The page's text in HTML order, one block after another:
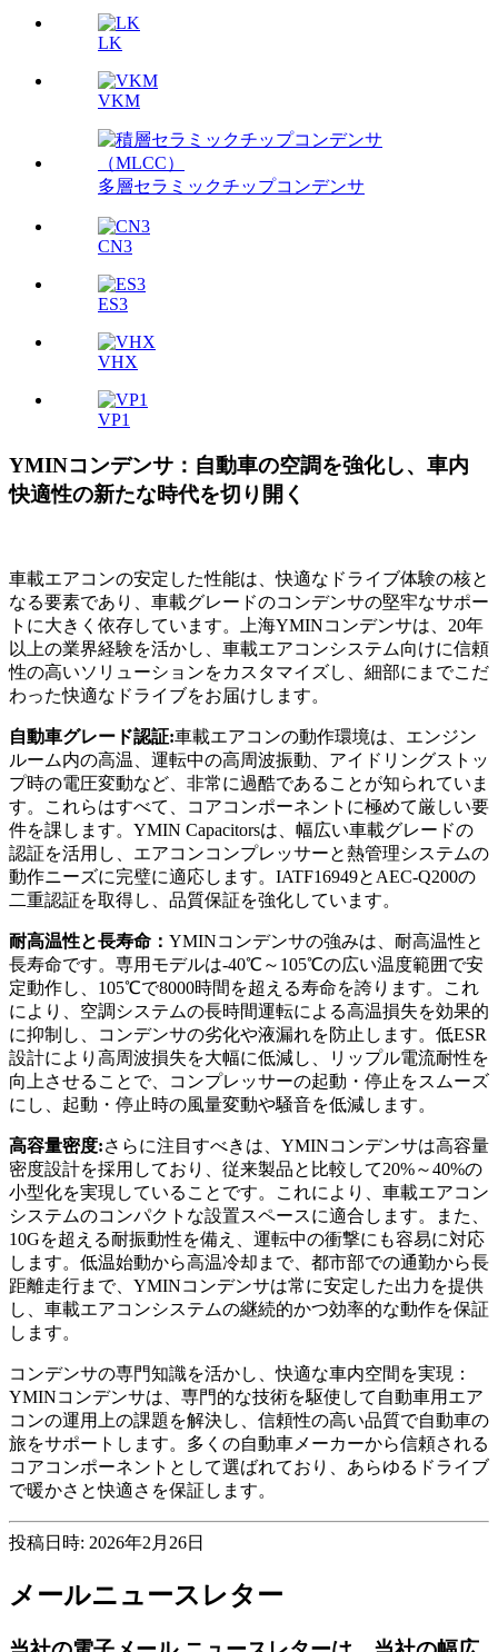
LK
VKM
多層セラミックチップコンデンサ
CN3
ES3
VHX
VP1
YMINコンデンサ：自動車の空調を強化し、車内
快適性の新たな時代を切り開く
車載エアコンの安定した性能は、快適なドライブ体験の核と
なる要素であり、車載グレードのコンデンサの堅牢なサポー
トに大きく依存しています。上海YMINコンデンサは、20年
以上の業界経験を活かし、車載エアコンシステム向けに信頼
性の高いソリューションをカスタマイズし、細部にまでこだ
わった快適なドライブをお届けします。
自動車グレード認証:車載エアコンの動作環境は、エンジン
ルーム内の高温、運転中の高周波振動、アイドリングストッ
プ時の電圧変動など、非常に過酷であることが知られていま
す。これらはすべて、コアコンポーネントに極めて厳しい要
件を課します。YMIN Capacitorsは、幅広い車載グレードの
認証を活用し、エアコンコンプレッサーと熱管理システムの
動作ニーズに完璧に適応します。IATF16949とAEC-Q200の
二重認証を取得し、品質保証を強化しています。
耐高温性と長寿命： YMINコンデンサの強みは、耐高温性と
長寿命です。専用モデルは-40℃～105℃の広い温度範囲で安
定動作し、105℃で8000時間を超える寿命を誇ります。これ
により、空調システムの長時間運転による高温損失を効果的
に抑制し、コンデンサの劣化や液漏れを防止します。低ESR
設計により高周波損失を大幅に低減し、リップル電流耐性を
向上させることで、コンプレッサーの起動・停止をスムーズ
にし、起動・停止時の風量変動や騒音を低減します。
高容量密度:さらに注目すべきは、YMINコンデンサは高容量
密度設計を採用しており、従来製品と比較して20%～40%の
小型化を実現していることです。これにより、車載エアコン
システムのコンパクトな設置スペースに適合します。また、
10Gを超える耐振動性を備え、運転中の衝撃にも容易に対応
します。低温始動から高温冷却まで、都市部での通勤から長
距離走行まで、YMINコンデンサは常に安定した出力を提供
し、車載エアコンシステムの継続的かつ効率的な動作を保証
します。
コンデンサの専門知識を活かし、快適な車内空間を実現：
YMINコンデンサは、専門的な技術を駆使して自動車用エア
コンの運用上の課題を解決し、信頼性の高い品質で自動車の
旅をサポートします。多くの自動車メーカーから信頼される
コアコンポーネントとして選ばれており、あらゆるドライブ
で暖かさと快適さを保証します。
投稿日時: 2026年2月26日
メールニュースレター